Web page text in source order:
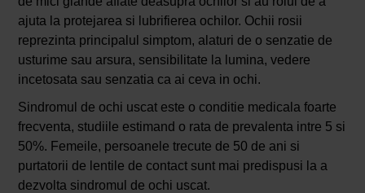
ajuta la protejarea si lubrifierea ochilor. Ochii rosii
reprezinta principalul simptom, alaturi de o senzatie de
usturime sau arsura, sensibilitate la lumina, vedere
incetosata sau senzatia ca ai ceva in ochi.
Sindromul de ochi uscat este o conditie medicala foarte
frecventa, studiile estimand o rata de prevalenta intre 5 si
50%. Femeile, persoanele trecute de 50 de ani si
purtatorii de lentile de contact sunt mai predispusi la a
dezvolta sindromul de ochi uscat.